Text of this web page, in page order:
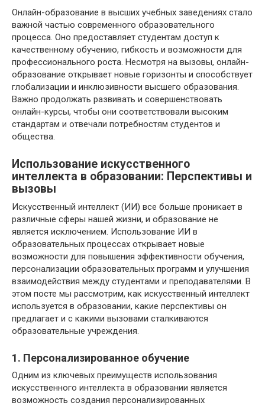
Онлайн-образование в высших учебных заведениях стало
важной частью современного образовательного
процесса. Оно предоставляет студентам доступ к
качественному обучению, гибкость и возможности для
профессионального роста. Несмотря на вызовы, онлайн-
образование открывает новые горизонты и способствует
глобализации и инклюзивности высшего образования.
Важно продолжать развивать и совершенствовать
онлайн-курсы, чтобы они соответствовали высоким
стандартам и отвечали потребностям студентов и
общества.
Использование искусственного
интеллекта в образовании: Перспективы и
вызовы
Искусственный интеллект (ИИ) все больше проникает в
различные сферы нашей жизни, и образование не
является исключением. Использование ИИ в
образовательных процессах открывает новые
возможности для повышения эффективности обучения,
персонализации образовательных программ и улучшения
взаимодействия между студентами и преподавателями. В
этом посте мы рассмотрим, как искусственный интеллект
используется в образовании, какие перспективы он
предлагает и с какими вызовами сталкиваются
образовательные учреждения.
1. Персонализированное обучение
Одним из ключевых преимуществ использования
искусственного интеллекта в образовании является
возможность создания персонализированных